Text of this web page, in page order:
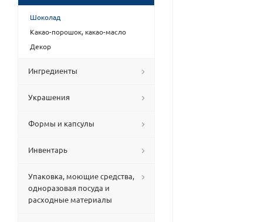
Шоколад
Какао-порошок, какао-масло
Декор
Ингредиенты
Украшения
Формы и капсулы
Инвентарь
Упаковка, моющие средства,
одноразовая посуда и
расходные материалы